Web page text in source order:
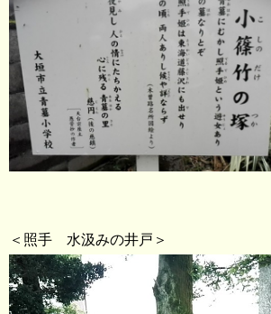
＜照手 水汲みの井戸＞